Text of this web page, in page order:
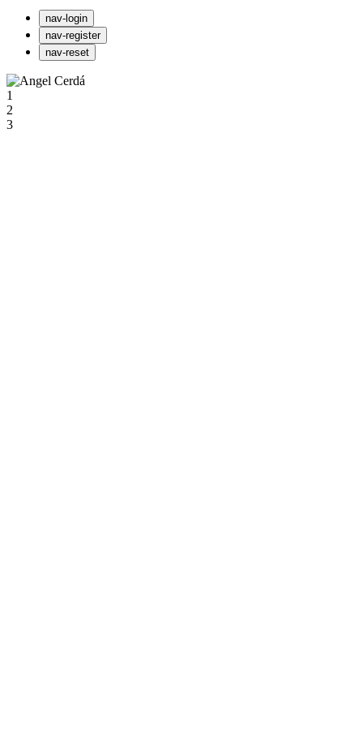
nav-login
nav-register
nav-reset
1
2
3